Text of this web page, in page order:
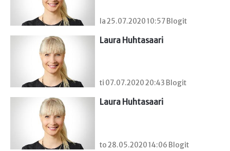
la 25.07.2020 10:57 Blogit
Laura Huhtasaari
ti 07.07.2020 20:43 Blogit
Laura Huhtasaari
to 28.05.2020 14:06 Blogit